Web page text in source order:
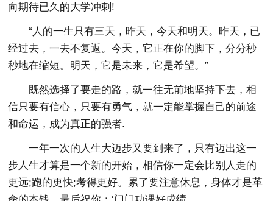
向期待已久的大学冲刺!
“人的一生只有三天，昨天，今天和明天。昨天，已
经过去，一去不复返。今天，它正在你的脚下，分分秒
秒地在缩短。明天，它是未来，它是希望。”
既然选择了要走的路，就一往无前地坚持下去，相
信只要有信心，只要有勇气，就一定能掌握自己的前途
和命运，成为真正的强者.
一年一次的人生大迈步又要到来了，只有迈出这一
步人生才算是一个新的开始，相信你一定会比别人走的
更远;跑的更快;考得更好。累了要注意休息，身体才是革